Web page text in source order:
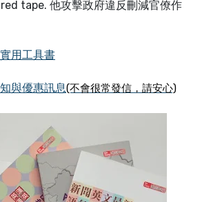
tape. 他攻擊政府違反刪減官僚作
用工具書
與優惠訊息(不會很常發信，請安心)